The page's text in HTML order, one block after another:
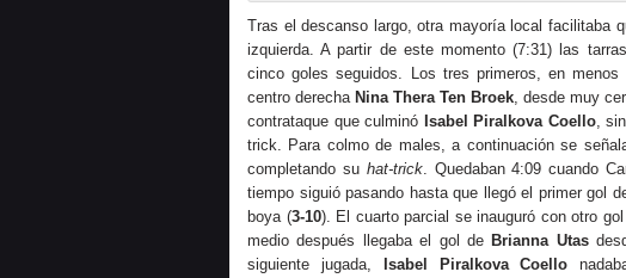
Tras el descanso largo, otra mayoría local facilitaba
izquierda. A partir de este momento (7:31) las
cinco goles seguidos. Los tres primeros, en
centro derecha Nina Thera Ten Broek, desde muy
contrataque que culminó Isabel Piralkova Coello,
trick. Para colmo de males, a continuación se
completando su hat-trick. Quedaban 4:09 cuando
tiempo siguió pasando hasta que llegó el primer gol
boya (3-10). El cuarto parcial se inauguró con otro
medio después llegaba el gol de Brianna Utas
siguiente jugada,
Isabel Piralkova Coello